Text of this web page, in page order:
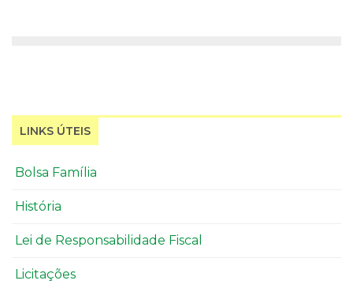
LINKS ÚTEIS
Bolsa Família
História
Lei de Responsabilidade Fiscal
Licitações